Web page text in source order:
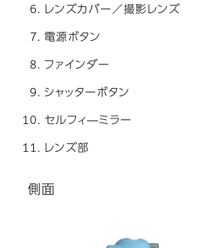
レンズカバー／撮影レンズ
電源ボタン
ファインダー
シャッターボタン
セルフィ―ミラー
レンズ部
側面